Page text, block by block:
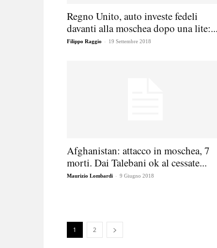
Regno Unito, auto investe fedeli
davanti alla moschea dopo una lite:...
Filippo Raggio - 19 Settembre 2018
Afghanistan: attacco in moschea, 7
morti. Dai Talebani ok al cessate...
Maurizio Lombardi - 9 Giugno 2018
1 2